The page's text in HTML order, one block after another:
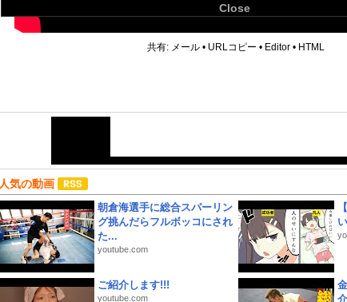
Close
共有: メール • URLコピー • Editor • HTML
人気の動画
朝倉海選手に総合スパーリン
グ挑んだらフルボッコにされ
た...
youtube.com
ご紹介します!!!
youtube.com